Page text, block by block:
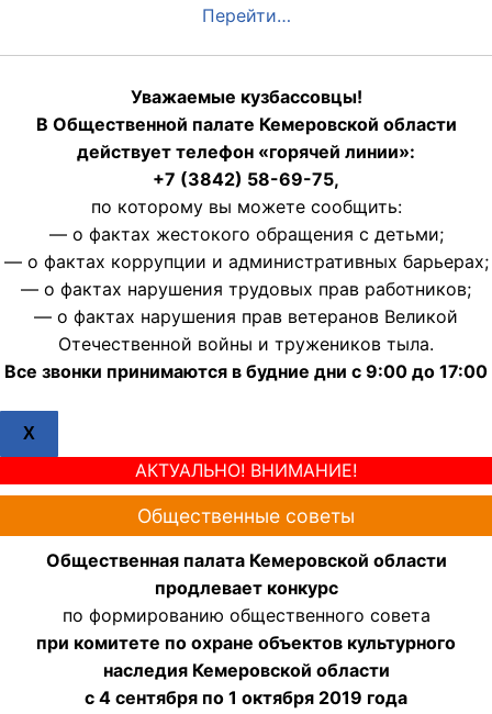
Перейти…
Уважаемые кузбассовцы!
В Общественной палате Кемеровской области
действует телефон «горячей линии»:
+7 (3842) 58-69-75,
по которому вы можете сообщить:
— о фактах жестокого обращения с детьми;
— о фактах коррупции и административных барьерах;
— о фактах нарушения трудовых прав работников;
— о фактах нарушения прав ветеранов Великой
Отечественной войны и тружеников тыла.
Все звонки принимаются в будние дни с 9:00 до 17:00
X
АКТУАЛЬНО! ВНИМАНИЕ!
Общественные советы
Общественная палата Кемеровской области
продлевает конкурс
по формированию общественного совета
при комитете по охране объектов культурного
наследия Кемеровской области
с 4 сентября по 1 октября 2019 года